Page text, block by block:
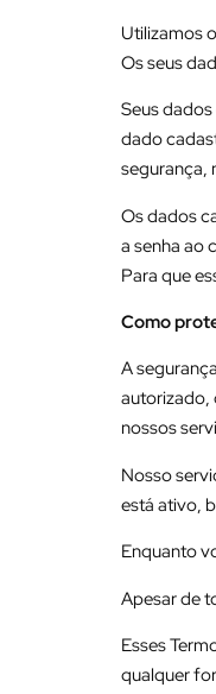
Utilizamos
Os seus
Seus
dado
segurança,
Os dados
a senha ao
Para que
Como
A
autorizado,
nossos
Nosso
está ativo,
Enquanto
Apesar de
Esses
qualquer